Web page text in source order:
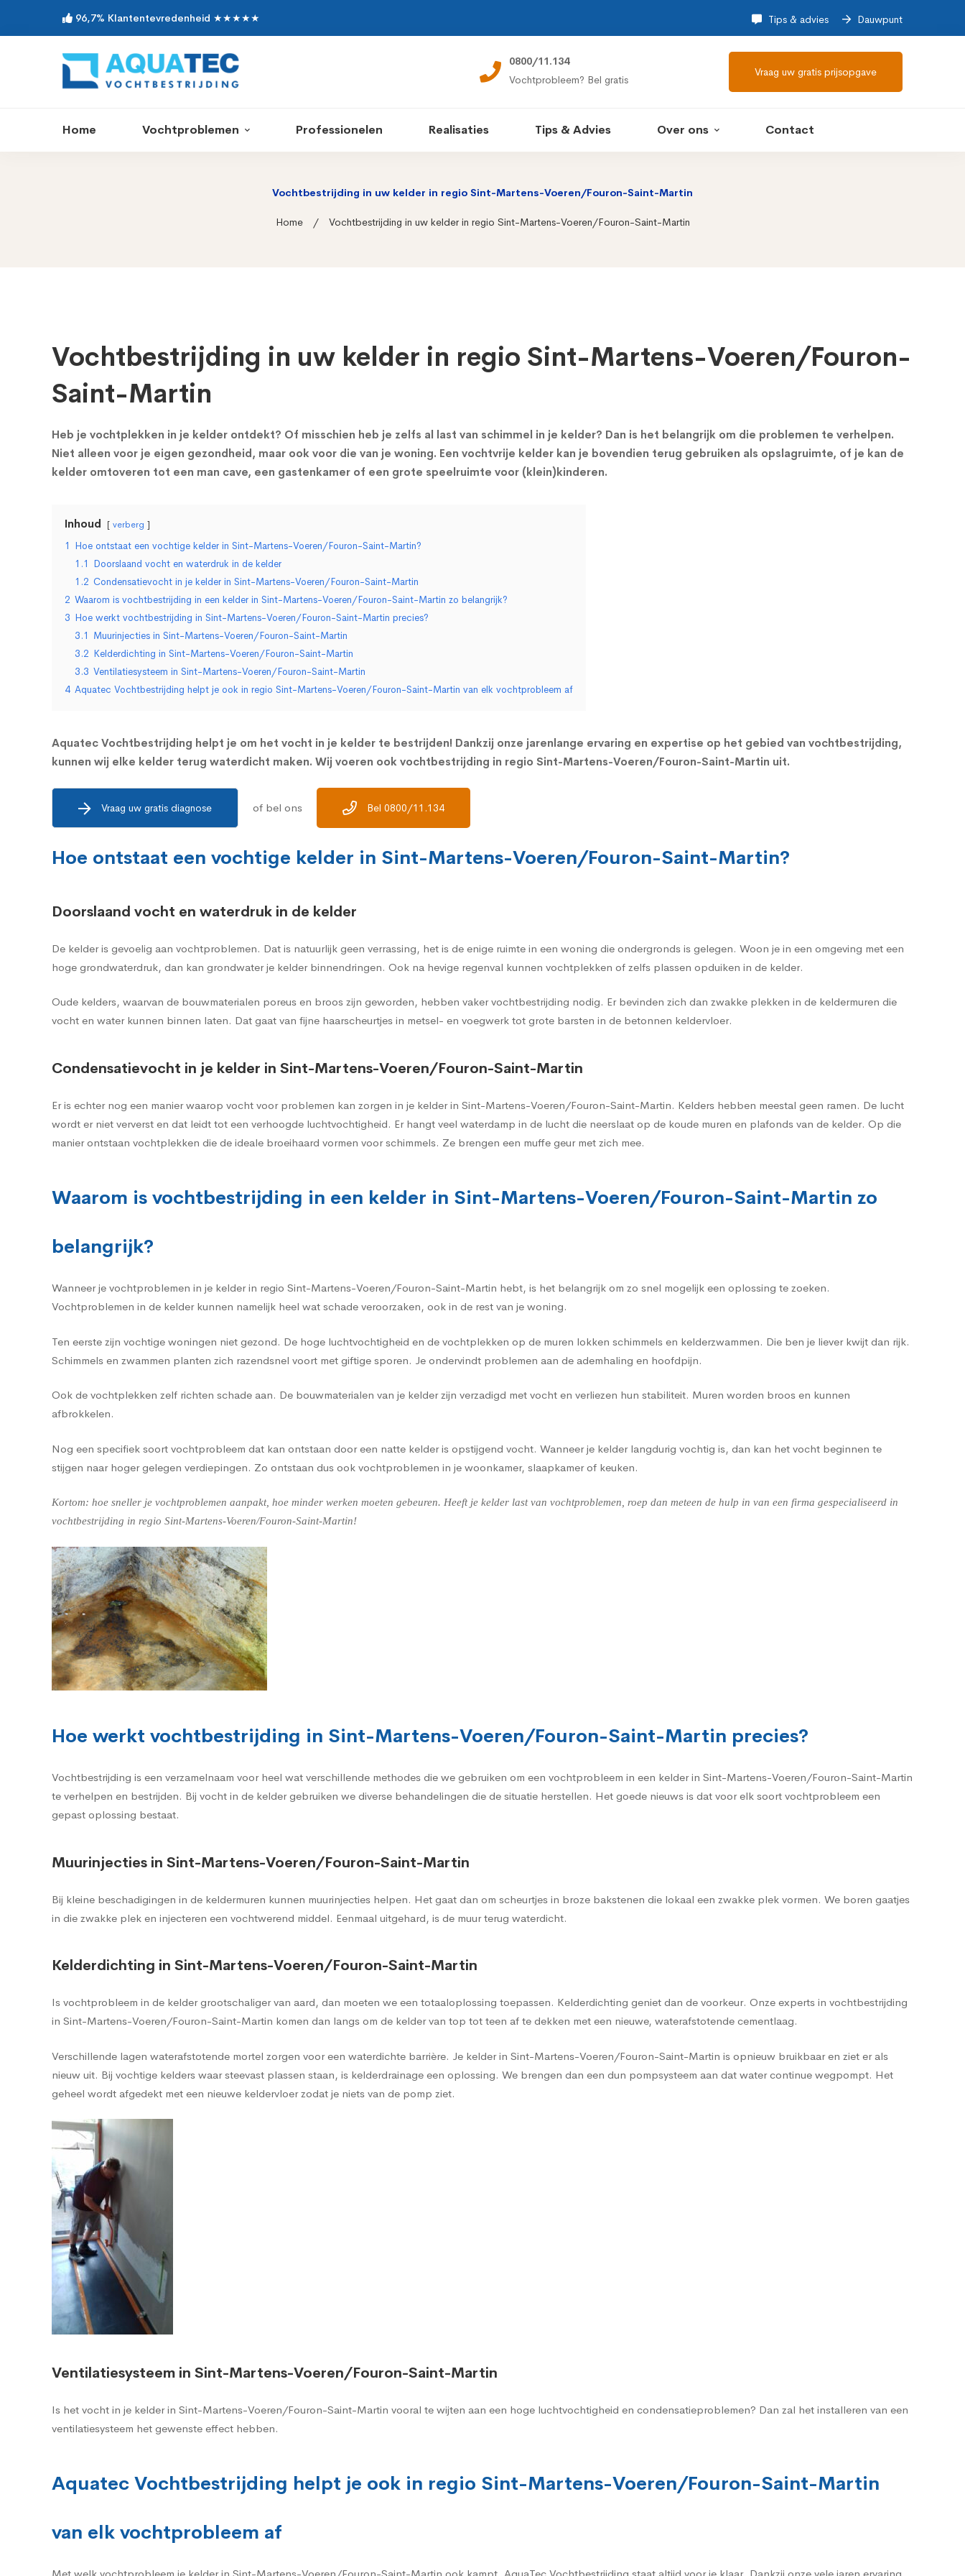
96,7% Klantentevredenheid ★★★★★ Tips & advies Dauwpunt
0800/11.134
Vochtprobleem? Bel gratis
Vraag uw gratis prijsopgave
Home Vochtproblemen Professionelen Realisaties Tips & Advies Over ons Contact
Vochtbestrijding in uw kelder in regio Sint-Martens-Voeren/Fouron-Saint-Martin
Home Vochtbestrijding in uw kelder in regio Sint-Martens-Voeren/Fouron-Saint-Martin
Vochtbestrijding in uw kelder in regio Sint-Martens-Voeren/Fouron-
Saint-Martin
Heb je vochtplekken in je kelder ontdekt? Of misschien heb je zelfs al last van schimmel in je kelder? Dan is het belangrijk om die problemen te verhelpen.
Niet alleen voor je eigen gezondheid, maar ook voor die van je woning. Een vochtvrije kelder kan je bovendien terug gebruiken als opslagruimte, of je kan de
kelder omtoveren tot een man cave, een gastenkamer of een grote speelruimte voor (klein)kinderen.
Inhoud verberg
1 Hoe ontstaat een vochtige kelder in Sint-Martens-Voeren/Fouron-Saint-Martin?
1.1 Doorslaand vocht en waterdruk in de kelder
1.2 Condensatievocht in je kelder in Sint-Martens-Voeren/Fouron-Saint-Martin
2 Waarom is vochtbestrijding in een kelder in Sint-Martens-Voeren/Fouron-Saint-Martin zo belangrijk?
3 Hoe werkt vochtbestrijding in Sint-Martens-Voeren/Fouron-Saint-Martin precies?
3.1 Muurinjecties in Sint-Martens-Voeren/Fouron-Saint-Martin
3.2 Kelderdichting in Sint-Martens-Voeren/Fouron-Saint-Martin
3.3 Ventilatiesysteem in Sint-Martens-Voeren/Fouron-Saint-Martin
4 Aquatec Vochtbestrijding helpt je ook in regio Sint-Martens-Voeren/Fouron-Saint-Martin van elk vochtprobleem af
Aquatec Vochtbestrijding helpt je om het vocht in je kelder te bestrijden! Dankzij onze jarenlange ervaring en expertise op het gebied van vochtbestrijding,
kunnen wij elke kelder terug waterdicht maken. Wij voeren ook vochtbestrijding in regio Sint-Martens-Voeren/Fouron-Saint-Martin uit.
Vraag uw gratis diagnose of bel ons Bel 0800/11.134
Hoe ontstaat een vochtige kelder in Sint-Martens-Voeren/Fouron-Saint-Martin?
Doorslaand vocht en waterdruk in de kelder
De kelder is gevoelig aan vochtproblemen. Dat is natuurlijk geen verrassing, het is de enige ruimte in een woning die ondergronds is gelegen. Woon je in een omgeving met een
hoge grondwaterdruk, dan kan grondwater je kelder binnendringen. Ook na hevige regenval kunnen vochtplekken of zelfs plassen opduiken in de kelder.
Oude kelders, waarvan de bouwmaterialen poreus en broos zijn geworden, hebben vaker vochtbestrijding nodig. Er bevinden zich dan zwakke plekken in de keldermuren die
vocht en water kunnen binnen laten. Dat gaat van fijne haarscheurtjes in metsel- en voegwerk tot grote barsten in de betonnen keldervloer.
Condensatievocht in je kelder in Sint-Martens-Voeren/Fouron-Saint-Martin
Er is echter nog een manier waarop vocht voor problemen kan zorgen in je kelder in Sint-Martens-Voeren/Fouron-Saint-Martin. Kelders hebben meestal geen ramen. De lucht
wordt er niet ververst en dat leidt tot een verhoogde luchtvochtigheid. Er hangt veel waterdamp in de lucht die neerslaat op de koude muren en plafonds van de kelder. Op die
manier ontstaan vochtplekken die de ideale broeihaard vormen voor schimmels. Ze brengen een muffe geur met zich mee.
Waarom is vochtbestrijding in een kelder in Sint-Martens-Voeren/Fouron-Saint-Martin zo
belangrijk?
Wanneer je vochtproblemen in je kelder in regio Sint-Martens-Voeren/Fouron-Saint-Martin hebt, is het belangrijk om zo snel mogelijk een oplossing te zoeken.
Vochtproblemen in de kelder kunnen namelijk heel wat schade veroorzaken, ook in de rest van je woning.
Ten eerste zijn vochtige woningen niet gezond. De hoge luchtvochtigheid en de vochtplekken op de muren lokken schimmels en kelderzwammen. Die ben je liever kwijt dan rijk.
Schimmels en zwammen planten zich razendsnel voort met giftige sporen. Je ondervindt problemen aan de ademhaling en hoofdpijn.
Ook de vochtplekken zelf richten schade aan. De bouwmaterialen van je kelder zijn verzadigd met vocht en verliezen hun stabiliteit. Muren worden broos en kunnen
afbrokkelen.
Nog een specifiek soort vochtprobleem dat kan ontstaan door een natte kelder is opstijgend vocht. Wanneer je kelder langdurig vochtig is, dan kan het vocht beginnen te
stijgen naar hoger gelegen verdiepingen. Zo ontstaan dus ook vochtproblemen in je woonkamer, slaapkamer of keuken.
Kortom: hoe sneller je vochtproblemen aanpakt, hoe minder werken moeten gebeuren. Heeft je kelder last van vochtproblemen, roep dan meteen de hulp in van een firma gespecialiseerd in
vochtbestrijding in regio Sint-Martens-Voeren/Fouron-Saint-Martin!
Hoe werkt vochtbestrijding in Sint-Martens-Voeren/Fouron-Saint-Martin precies?
Vochtbestrijding is een verzamelnaam voor heel wat verschillende methodes die we gebruiken om een vochtprobleem in een kelder in Sint-Martens-Voeren/Fouron-Saint-Martin
te verhelpen en bestrijden. Bij vocht in de kelder gebruiken we diverse behandelingen die de situatie herstellen. Het goede nieuws is dat voor elk soort vochtprobleem een
gepast oplossing bestaat.
Muurinjecties in Sint-Martens-Voeren/Fouron-Saint-Martin
Bij kleine beschadigingen in de keldermuren kunnen muurinjecties helpen. Het gaat dan om scheurtjes in broze bakstenen die lokaal een zwakke plek vormen. We boren gaatjes
in die zwakke plek en injecteren een vochtwerend middel. Eenmaal uitgehard, is de muur terug waterdicht.
Kelderdichting in Sint-Martens-Voeren/Fouron-Saint-Martin
Is vochtprobleem in de kelder grootschaliger van aard, dan moeten we een totaaloplossing toepassen. Kelderdichting geniet dan de voorkeur. Onze experts in vochtbestrijding
in Sint-Martens-Voeren/Fouron-Saint-Martin komen dan langs om de kelder van top tot teen af te dekken met een nieuwe, waterafstotende cementlaag.
Verschillende lagen waterafstotende mortel zorgen voor een waterdichte barrière. Je kelder in Sint-Martens-Voeren/Fouron-Saint-Martin is opnieuw bruikbaar en ziet er als
nieuw uit. Bij vochtige kelders waar steevast plassen staan, is kelderdrainage een oplossing. We brengen dan een dun pompsysteem aan dat water continue wegpompt. Het
geheel wordt afgedekt met een nieuwe keldervloer zodat je niets van de pomp ziet.
Ventilatiesysteem in Sint-Martens-Voeren/Fouron-Saint-Martin
Is het vocht in je kelder in Sint-Martens-Voeren/Fouron-Saint-Martin vooral te wijten aan een hoge luchtvochtigheid en condensatieproblemen? Dan zal het installeren van een
ventilatiesysteem het gewenste effect hebben.
Aquatec Vochtbestrijding helpt je ook in regio Sint-Martens-Voeren/Fouron-Saint-Martin
van elk vochtprobleem af